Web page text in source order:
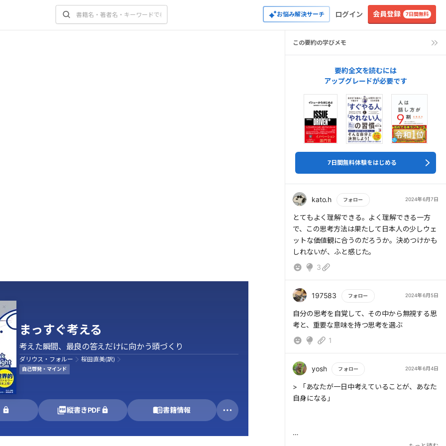
お悩み解決サーチ ログイン 会員登録 7日間無料
まっすぐ考える
考えた瞬間、最良の答えだけに向かう頭づくり
ダリウス・フォルー 桜田直美(訳)
自己啓発・マインド
縦書きPDF 書籍情報
この要約の学びメモ
要約全文を読むには
アップグレードが必要です
7日間無料体験をはじめる
kato.h フォロー 2024年6月7日
もっと読む
とてもよく理解できる。よく理解できる一方
で、この思考方法は果たして日本人の少しウェ
ットな価値観に合うのだろうか。決めつけかも
しれないが、ふと感じた。
3
197583 フォロー 2024年6月5日
もっと読む
自分の思考を自覚して、その中から無視する思
考と、重要な意味を持つ思考を選ぶ
1
yosh フォロー 2024年6月4日
もっと読む
> 「あなたが一日中考えていることが、あなた
自身になる」
> 思考の後には行動が続くのだから、行動を変